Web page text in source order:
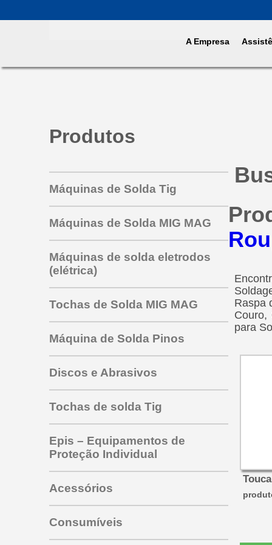
A Empresa
Produtos
Máquinas de Solda Tig
Máquinas de Solda MIG MAG
para mig todas as marcas
Máquinas de solda eletrodos
(elétrica)
Tochas de Solda MIG MAG
Tocha PRO 353 453 463
outras tochas mig
Tocha SBME 125
Tocha SU315
Tocha Tbi 150
Tocha Tbi 240
Máquina de Solda Pinos
Discos e Abrasivos
Tochas de solda Tig
Tocha tig TW 350
Tocha tig HW 26V
Tocha tig HW 26G
Eletrodos de Tungstênio
Epis – Equipamentos de
Proteção Individual
Acessórios
ABRAÇADEIRAS
Consumíveis
Raspa
Couro,
para